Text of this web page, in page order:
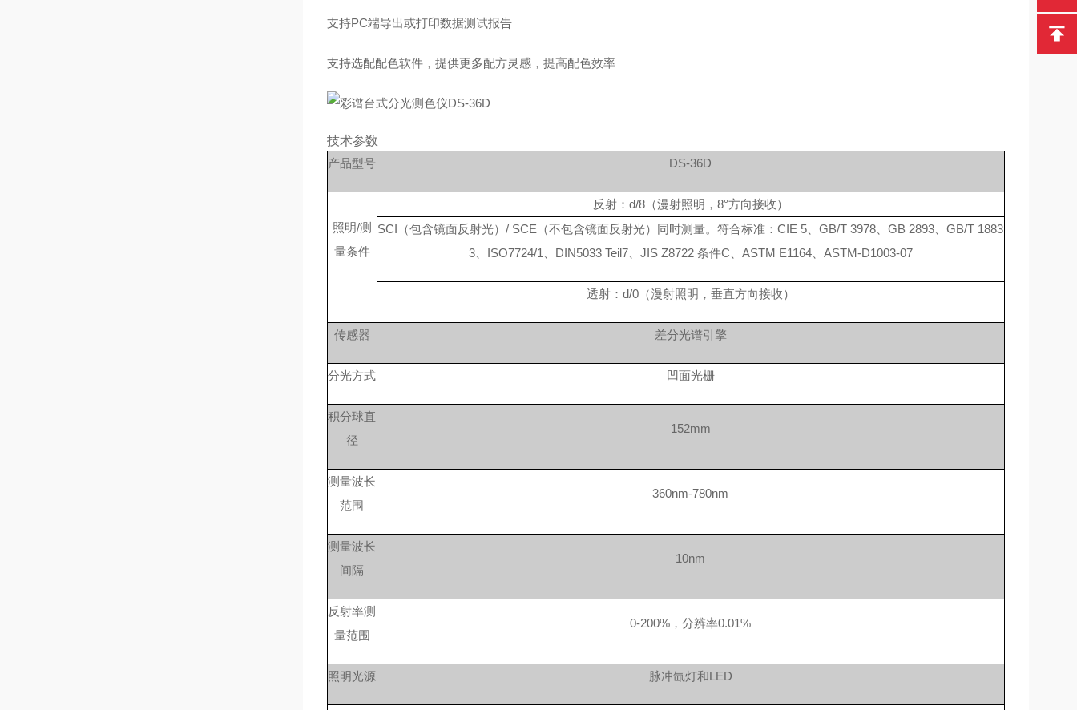
支持PC端导出或打印数据测试报告
支持选配配色软件，提供更多配方灵感，提高配色效率
技术参数
产品型号
DS-36D
照明/测
量条件
反射： d/8（漫射照明，8°方向接收）
SCI（包含镜面反射光）/ SCE（不包含镜面反射光）同时测量。符合标准：CIE 5、GB/T 3978、GB 2893、GB/T 1883
3、ISO7724/1、DIN5033 Teil7、JIS Z8722 条件C、ASTM E1164、ASTM-D1003-07
透射： d/0（漫射照明，垂直方向接收）
传感器 差分光谱引擎
分光方式 凹面光栅
积分球直
径
152mm
测量波长
范围
360nm-780nm
测量波长
间隔
10nm
反射率测
量范围
0-200%，分辨率0.01%
照明光源 脉冲氙灯和LED